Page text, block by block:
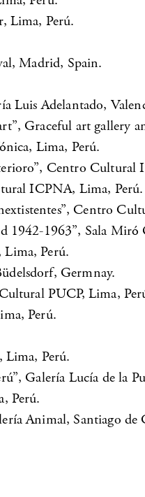
Lima, Perú.
Madrid, Spain.
Luis Adelantado,
Graceful art gallery
Lima, Perú.
Centro Cultural
ICPNA, Lima, Perú.
Centro
1942-1963”, Sala Miró
Perú.
Germnay.
PUCP, Lima,
Perú.
Lima, Perú.
Galería Lucía de la
Perú.
Animal, Santiago de